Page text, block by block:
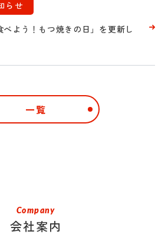
らせ
よう！もつ焼きの日」を更新し
一覧
Company
会社案内